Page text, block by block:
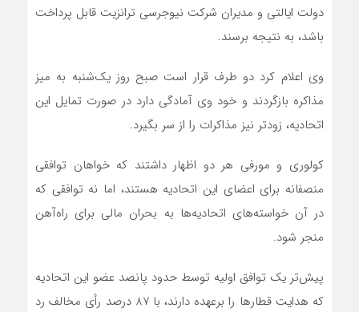
دولت ایالتی و مدیران شرکت نیوجرسی ترانزیت قابل پرداخت
باشد، به نتیجه برسند.
وی اعلام کرد دو طرف قرار است صبح روز یک‌شنبه به میز
مذاکره بازگردند و خود وی آمادگی دارد در صورت تمایل این
اتحادیه، زودتر نیز مذاکرات را از سر بگیرد.
کولوری و مورفی هر دو اظهار داشتند که خواهان توافقی
منصفانه برای اعضای این اتحادیه هستند، اما نه توافقی که
در آن خواسته‌های اتحادیه‌ها به بحران مالی برای راه‌آهن
منجر شود.
پیش‌تر یک توافق اولیه توسط حدود پانصد عضو این اتحادیه
که هدایت قطارها را برعهده دارند، با 87 درصد رأی مخالف رد